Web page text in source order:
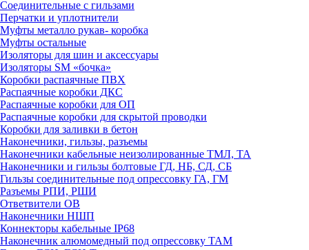
Соединительные с гильзами
Перчатки и уплотнители
Муфты металло рукав- коробка
Муфты остальные
Изоляторы для шин и аксессуары
Изоляторы SM «бочка»
Коробки распаячные ПВХ
Распаячные коробки ДКС
Распаячные коробки для ОП
Распаячные коробки для скрытой проводки
Коробки для заливки в бетон
Наконечники, гильзы, разъемы
Наконечники кабельные неизолированные ТМЛ, ТА
Наконечники и гильзы болтовые ГД, НБ, СД, СБ
Гильзы соединительные под опрессовку ГА, ГМ
Разъемы РПИ, РШИ
Ответвители ОВ
Наконечники НШП
Коннекторы кабельные IP68
Наконечник алюмомедный под опрессовку ТАМ